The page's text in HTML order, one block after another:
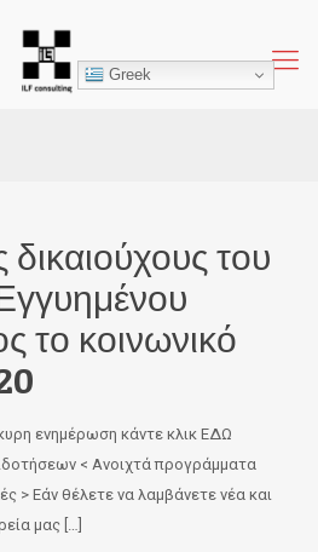
του
το κοινωνικό
ενημέρωση κάντε κλικ ΕΔΩ
< Ανοιχτά προγράμματα
> Εάν θέλετε να λαμβάνετε νέα και
μας […]
Greek